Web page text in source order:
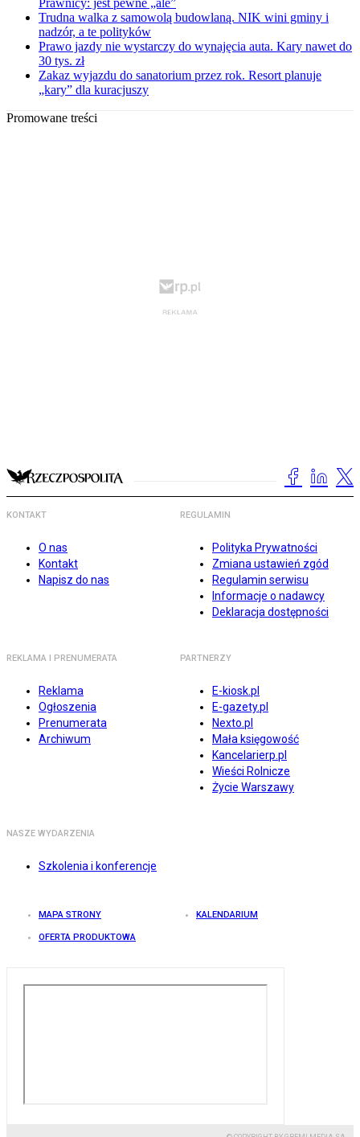
Prawnicy: jest pewne „ale”
Trudna walka z samowolą budowlaną. NIK wini gminy i
nadzór, a te polityków
Prawo jazdy nie wystarczy do wynajęcia auta. Kary nawet do
30 tys. zł
Zakaz wyjazdu do sanatorium przez rok. Resort planuje
„kary” dla kuracjuszy
Promowane treści
KONTAKT
O nas
Kontakt
Napisz do nas
REGULAMIN
Polityka Prywatności
Zmiana ustawień zgód
Regulamin serwisu
Informacje o nadawcy
Deklaracja dostępności
REKLAMA I PRENUMERATA
Reklama
Ogłoszenia
Prenumerata
Archiwum
PARTNERZY
E-kiosk.pl
E-gazety.pl
Nexto.pl
Mała księgowość
Kancelarierp.pl
Wieści Rolnicze
Życie Warszawy
NASZE WYDARZENIA
Szkolenia i konferencje
MAPA STRONY KALENDARIUM
OFERTA PRODUKTOWA